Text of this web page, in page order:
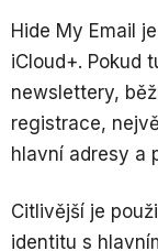
Hide My Email
iCloud+. Pokud
newslettery,
registrace,
hlavní adresy a
Citlivější je
identitu s